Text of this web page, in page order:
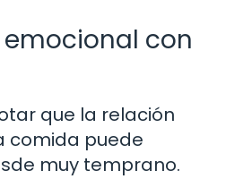
emocional con
que la relación
comida puede
muy temprano.